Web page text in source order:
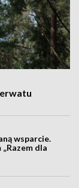
wsparcie.
dla